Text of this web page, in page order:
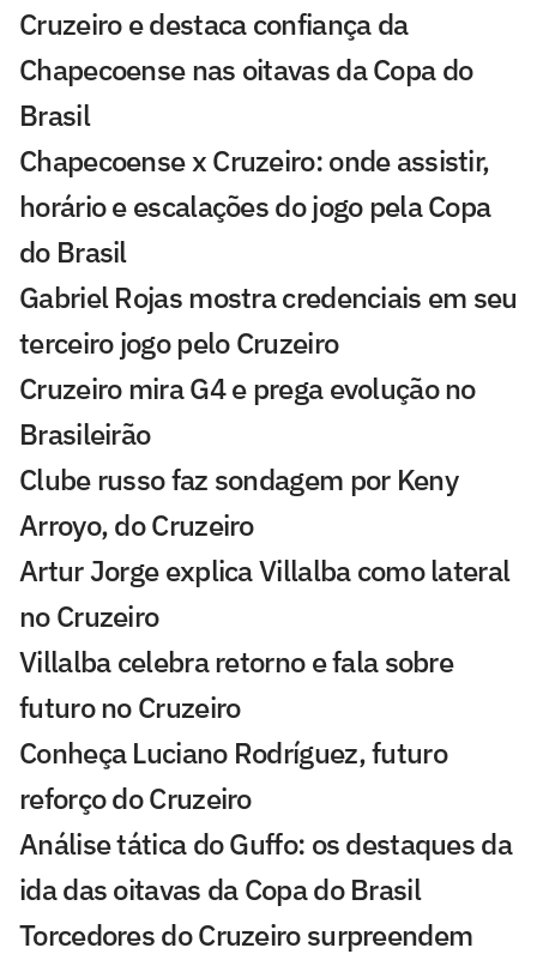
Cruzeiro e destaca confiança da
Chapecoense nas oitavas da Copa do
Brasil
Chapecoense x Cruzeiro: onde assistir,
horário e escalações do jogo pela Copa
do Brasil
Gabriel Rojas mostra credenciais em seu
terceiro jogo pelo Cruzeiro
Cruzeiro mira G4 e prega evolução no
Brasileirão
Clube russo faz sondagem por Keny
Arroyo, do Cruzeiro
Artur Jorge explica Villalba como lateral
no Cruzeiro
Villalba celebra retorno e fala sobre
futuro no Cruzeiro
Conheça Luciano Rodríguez, futuro
reforço do Cruzeiro
Análise tática do Guffo: os destaques da
ida das oitavas da Copa do Brasil
Torcedores do Cruzeiro surpreendem